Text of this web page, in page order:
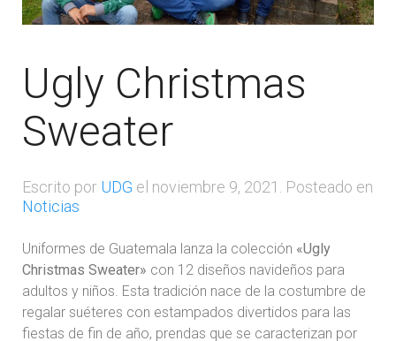
Ugly Christmas
Sweater
Escrito por UDG el noviembre 9, 2021 . Posteado en
Noticias
Uniformes de Guatemala lanza la colección «Ugly
Christmas Sweater» con 12 diseños navideños para
adultos y niños. Esta tradición nace de la costumbre de
regalar suéteres con estampados divertidos para las
fiestas de fin de año, prendas que se caracterizan por